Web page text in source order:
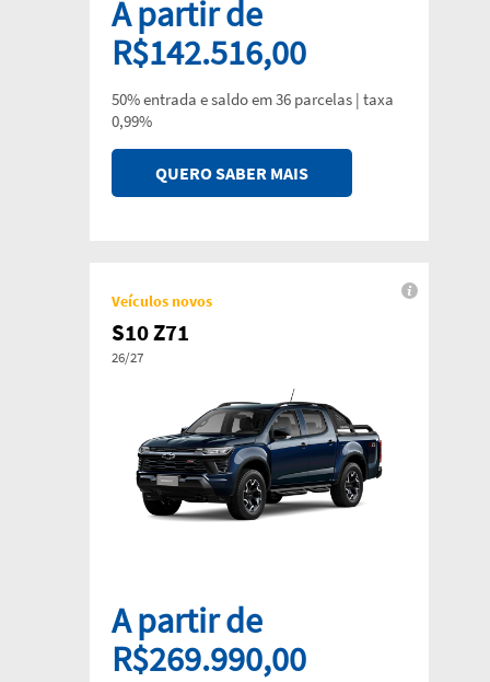
A partir de
R$142.516,00
50% entrada e saldo em 36 parcelas | taxa
0,99%
QUERO SABER MAIS
Veículos novos
S10 Z71
26/27
A partir de
R$269.990,00